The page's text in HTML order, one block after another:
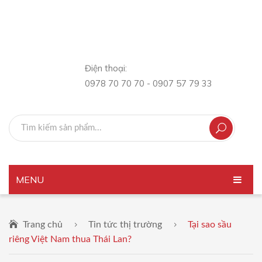
Điện thoại:
0978 70 70 70 - 0907 57 79 33
MENU
GIỚI THIỆU
Trang chủ Tin tức thị trường
Tại sao sầu
riêng Việt Nam thua Thái Lan?